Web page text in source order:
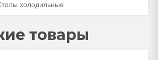
холодильные
товары